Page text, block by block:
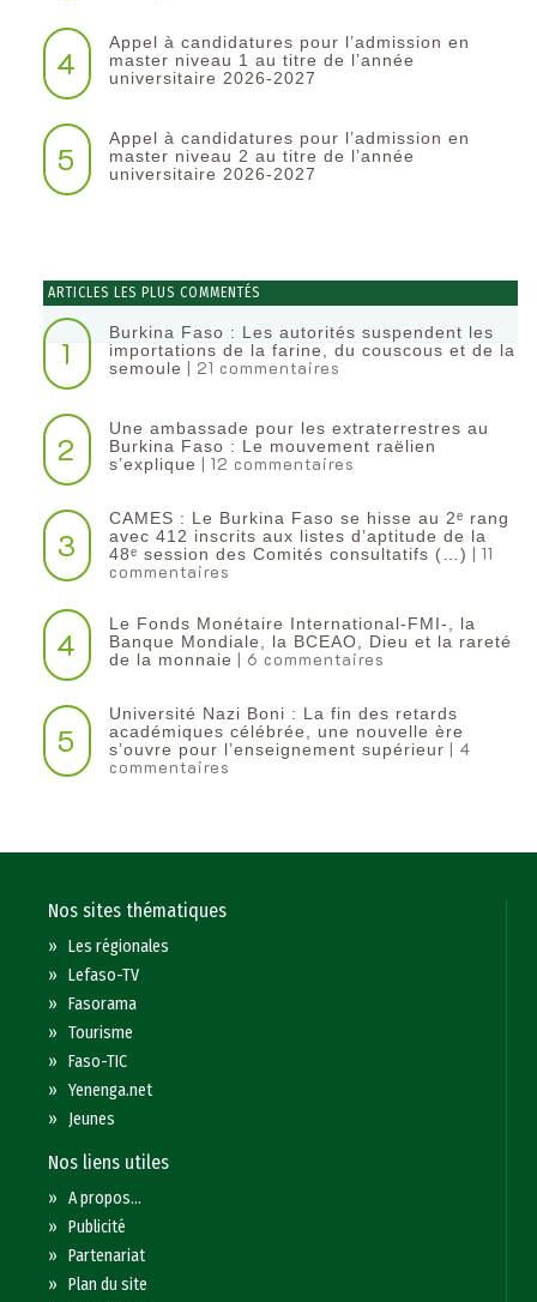
4
Appel à candidatures pour l’admission en
master niveau 1 au titre de l’année
universitaire 2026-2027
5
Appel à candidatures pour l’admission en
master niveau 2 au titre de l’année
universitaire 2026-2027
ARTICLES LES PLUS COMMENTÉS
1
Burkina Faso : Les autorités suspendent les
importations de la farine, du couscous et de la
semoule | 21 commentaires
2
Une ambassade pour les extraterrestres au
Burkina Faso : Le mouvement raëlien
s’explique | 12 commentaires
3
CAMES : Le Burkina Faso se hisse au 2ᵉ rang
avec 412 inscrits aux listes d’aptitude de la
48ᵉ session des Comités consultatifs (…) | 11
commentaires
4
Le Fonds Monétaire International-FMI-, la
Banque Mondiale, la BCEAO, Dieu et la rareté
de la monnaie | 6 commentaires
5
Université Nazi Boni : La fin des retards
académiques célébrée, une nouvelle ère
s’ouvre pour l’enseignement supérieur | 4
commentaires
Nos sites thématiques
»Les régionales
»Lefaso-TV
»Fasorama
»Tourisme
»Faso-TIC
»Yenenga.net
» Jeunes
Nos liens utiles
»A propos...
»Publicité
»Partenariat
»Plan du site